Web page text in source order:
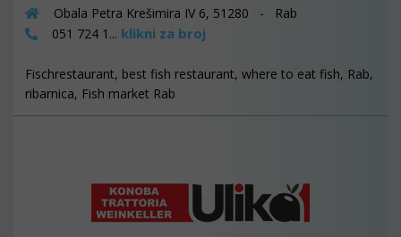
Obala Petra Krešimira IV 6, 51280 - Rab
051 724 1... klikni za broj
Fischrestaurant, best fish restaurant, where to eat fish, Rab,
ribarnica, Fish market Rab